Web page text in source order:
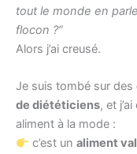
tout le monde en
flocon ?”
Alors j’ai creusé.
Je suis tombé sur des
de diététiciens, et
aliment à la mode :
c’est un aliment